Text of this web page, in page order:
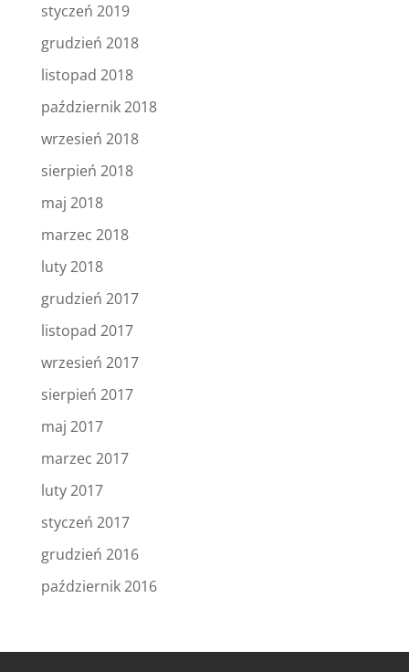
styczeń 2019
grudzień 2018
listopad 2018
październik 2018
wrzesień 2018
sierpień 2018
maj 2018
marzec 2018
luty 2018
grudzień 2017
listopad 2017
wrzesień 2017
sierpień 2017
maj 2017
marzec 2017
luty 2017
styczeń 2017
grudzień 2016
październik 2016